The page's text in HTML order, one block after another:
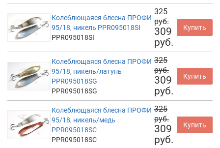
Колеблющаяся блесна ПРОФИ
95/18, никель PPR095018SI
PPR095018SI
325
руб.
309
руб.
Купить
Колеблющаяся блесна ПРОФИ
95/18, никель/латунь
PPR095018SG
PPR095018SG
325
руб.
309
руб.
Купить
Колеблющаяся блесна ПРОФИ
95/18, никель/медь
PPR095018SC
PPR095018SC
325
руб.
309
руб.
Купить